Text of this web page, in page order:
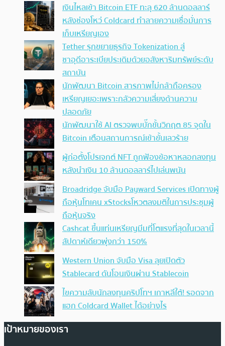
เงินไหลเข้า Bitcoin ETF ทะลุ 620 ล้านดอลลาร์
หลังช่องโหว่ Coldcard ทำลายความเชื่อมั่นการ
เก็บเหรียญเอง
Tether รุกขยายธุรกิจ Tokenization สู่
ซาอุดีอาระเบียประเดิมด้วยอสังหาริมทรัพย์ระดับ
สถาบัน
นักพัฒนา Bitcoin สารภาพไม่กล้าถือครอง
เหรียญเยอะเพราะกลัวความเสี่ยงด้านความ
ปลอดภัย
นักพัฒนาใช้ AI ตรวจพบบั๊กขั้นวิกฤต 85 จุดใน
Bitcoin เตือนสถานการณ์เข้าขั้นเลวร้าย
ผู้ก่อตั้งโปรเจกต์ NFT ถูกฟ้องข้อหาหลอกลงทุน
หลังนำเงิน 10 ล้านดอลลาร์ไปเล่นพนัน
Broadridge จับมือ Payward Services เปิดทางผู้
ถือหุ้นโทเคน xStocksโหวตลงมติในการประชุมผู้
ถือหุ้นจริง
Cashcat ขึ้นแท่นเหรียญมีมที่โตแรงที่สุดในเวลานี้
สัปดาห์เดียวพุ่งกว่า 150%
Western Union จับมือ Visa ลุยเปิดตัว
Stablecard ดันโอนเงินผ่าน Stablecoin
ไขความลับนักลงทุนคริปโทฯ เกาหลีใต้! รอดจาก
แฮก Coldcard Wallet ได้อย่างไร
เป้าหมายของเรา